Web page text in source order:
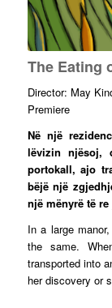
The Eating
Director: May
Premiere
Në një
lëvizin njësoj,
portokall, ajo
bëjë një
një mënyrë të re
In a large
the same.
transported into
her discovery or